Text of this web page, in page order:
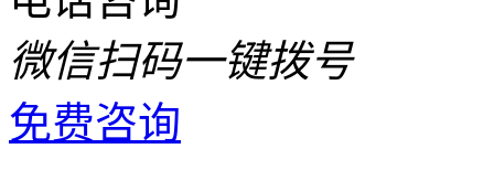
微信扫码一键拨号
免费咨询